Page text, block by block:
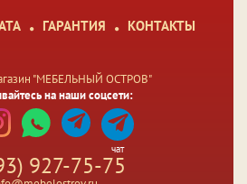
ГАРАНТИЯ КОНТАКТЫ
"МЕБЕЛЬНЫЙ ОСТРОВ"
на наши соцсети:
чат
927-75-75